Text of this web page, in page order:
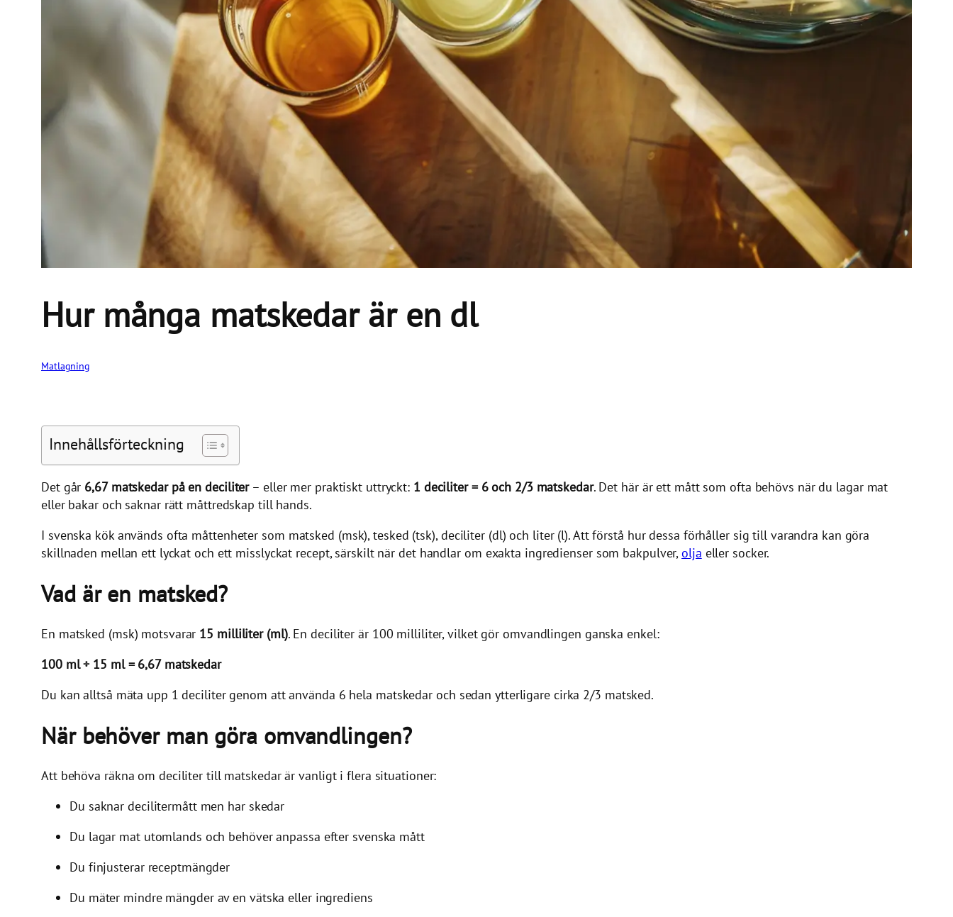
Hur många matskedar är en dl
Matlagning
Innehållsförteckning
Det går 6,67 matskedar på en deciliter– eller mer praktiskt uttryckt: 1 deciliter = 6 och 2/3 matskedar. Det här är ett mått som ofta behövs när du lagar mat
eller bakar och saknar rätt måttredskap till hands.
I svenska kök används ofta måttenheter som matsked (msk), tesked (tsk), deciliter (dl) och liter (l). Att förstå hur dessa förhåller sig till varandra kan göra
skillnaden mellan ett lyckat och ett misslyckat recept, särskilt när det handlar om exakta ingredienser som bakpulver,olja eller socker.
Vad är en matsked?
En matsked (msk) motsvarar 15 milliliter (ml). En deciliter är 100 milliliter, vilket gör omvandlingen ganska enkel:
100 ml ÷ 15 ml = 6,67 matskedar
Du kan alltså mäta upp 1 deciliter genom att använda 6 hela matskedar och sedan ytterligare cirka 2/3 matsked.
När behöver man göra omvandlingen?
Att behöva räkna om deciliter till matskedar är vanligt i flera situationer:
Du saknar decilitermått men har skedar
Du lagar mat utomlands och behöver anpassa efter svenska mått
Du finjusterar receptmängder
Du mäter mindre mängder av en vätska eller ingrediens